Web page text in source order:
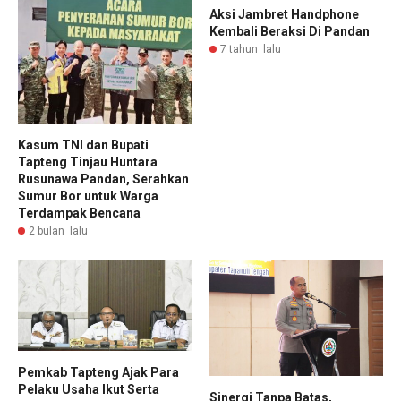
Kasum TNI dan Bupati
Tapteng Tinjau Huntara
Rusunawa Pandan, Serahkan
Sumur Bor untuk Warga
Terdampak Bencana
2 bulan lalu
Aksi Jambret Handphone
Kembali Beraksi Di Pandan
7 tahun lalu
Pemkab Tapteng Ajak Para
Pelaku Usaha Ikut Serta
Sinergi Tanpa Batas,